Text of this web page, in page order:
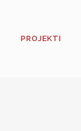
PROJEKTI